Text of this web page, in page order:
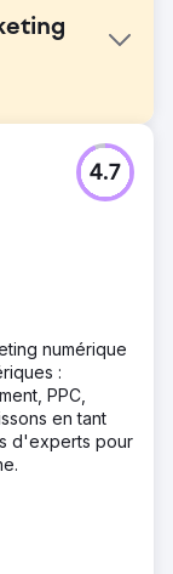
à une
spécialiste du
complet pour
nouveaux
La création de
pages et
et de
en œuvre de
sociaux. ●
4.7
numérique
:
PPC,
en tant
d'experts pour